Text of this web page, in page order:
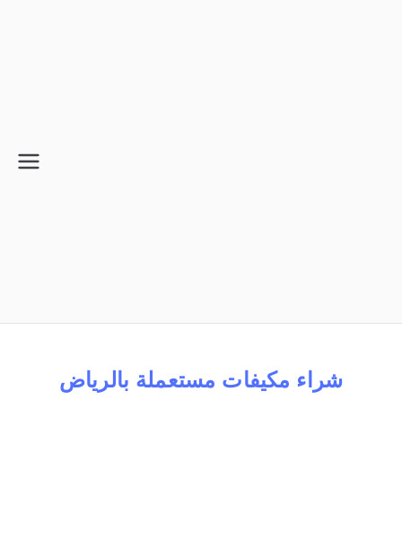
شركة الطارق
شراء مكيفات مستعملة بالرياض